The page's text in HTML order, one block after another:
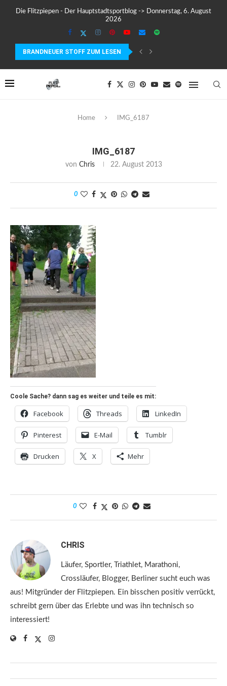
Die Flitzpiepen - Der Hauptstadtsportblog -> Donnerstag, 6. August
2026
BRANDNEUER STOFF ZUM LESEN
COROS PACE 4 IM TEST – LEICHT, SCHNELL...
Home IMG_6187
IMG_6187
von Chris 22. August 2013
0
Coole Sache? dann sag es weiter und teile es mit:
Facebook Threads LinkedIn
Pinterest E-Mail Tumblr
Drucken X Mehr
0
CHRIS
Läufer, Sportler, Triathlet, Marathoni,
Crossläufer, Blogger, Berliner sucht euch was
aus! Mitgründer der Flitzpiepen. Ein bisschen positiv verrückt,
schreibt gern über das Erlebte und was ihn technisch so
interessiert!